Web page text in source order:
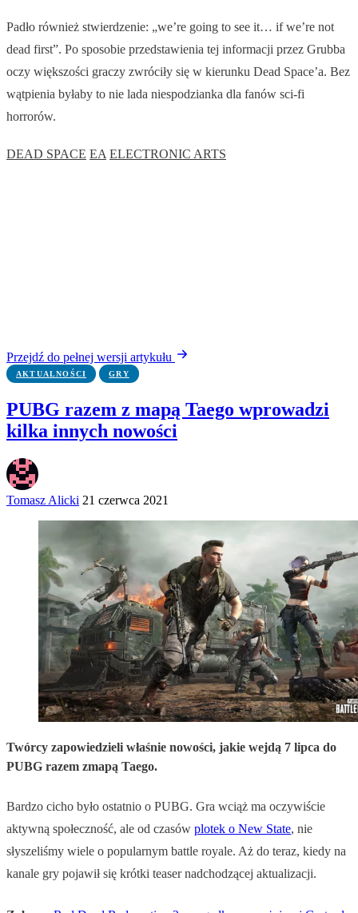
Padło również stwierdzenie: „we’re going to see it… if we’re not
dead first”. Po sposobie przedstawienia tej informacji przez Grubba
oczy większości graczy zwróciły się w kierunku Dead Space’a. Bez
wątpienia byłaby to nie lada niespodzianka dla fanów sci-fi
horrorów.
DEAD SPACE EA ELECTRONIC ARTS
Przejdź do pełnej wersji artykułu
AKTUALNOŚCI GRY
PUBG razem z mapą Taego wprowadzi
kilka innych nowości
Tomasz Alicki 21 czerwca 2021
Twórcy zapowiedzieli właśnie nowości, jakie wejdą 7 lipca do
PUBG razem zmapą Taego.
Bardzo cicho było ostatnio o PUBG. Gra wciąż ma oczywiście
aktywną społeczność, ale od czasów plotek o New State, nie
słyszeliśmy wiele o popularnym battle royale. Aż do teraz, kiedy na
kanale gry pojawił się krótki teaser nadchodzącej aktualizacji.